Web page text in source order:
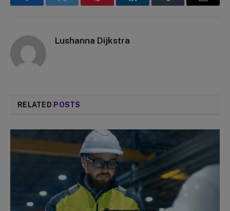
FacebookTwitter Pinterest LinkedInTumblr Email
Lushanna Dijkstra
RELATED POSTS